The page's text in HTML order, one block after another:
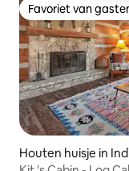
Favoriet van
Favoriet van
Houten huisje in